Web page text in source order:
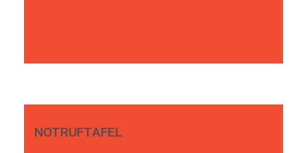
NOTRUFTAFEL